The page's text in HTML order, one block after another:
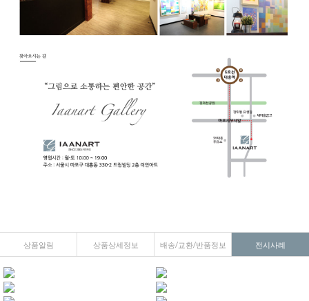
상품알림 상품상세정보 배송/교환/반품정보 전시사례